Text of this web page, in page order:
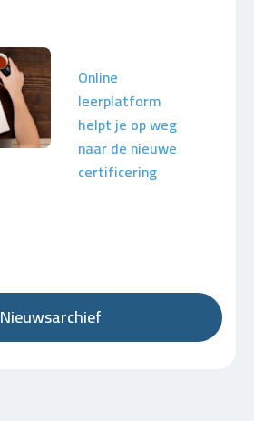
Online
leerplatform
helpt je op weg
naar de nieuwe
certificering
Nieuwsarchief